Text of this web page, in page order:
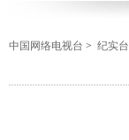
中国网络电视台 > 纪实台